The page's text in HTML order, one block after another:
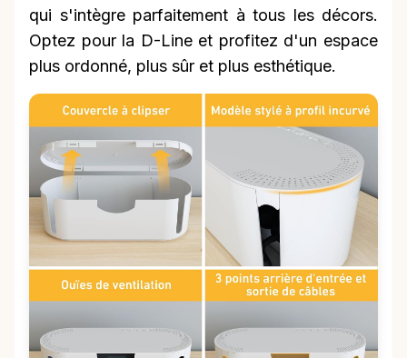
qui s'intègre parfaitement à tous les décors.
Optez pour la D-Line et profitez d'un espace
plus ordonné, plus sûr et plus esthétique.